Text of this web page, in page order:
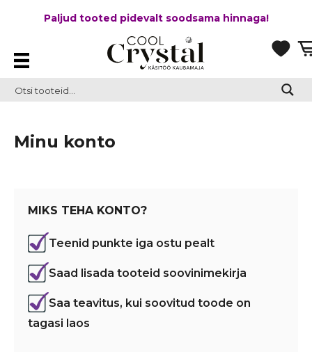
Paljud tooted pidevalt soodsama hinnaga!
Minu konto
MIKS TEHA KONTO?
Teenid punkte iga ostu pealt
Saad lisada tooteid soovinimekirja
Saa teavitus, kui soovitud toode on
tagasi laos